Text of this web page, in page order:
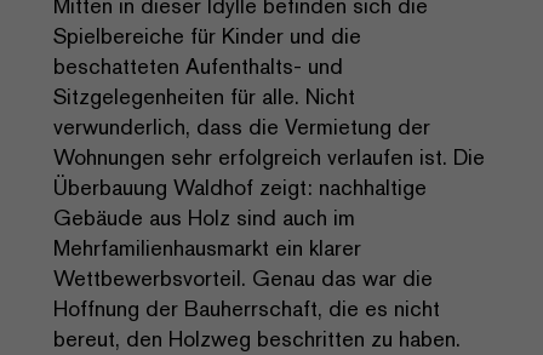
Mitten in dieser Idylle befinden sich die
Spielbereiche für Kinder und die
beschatteten Aufenthalts- und
Sitzgelegenheiten für alle. Nicht
verwunderlich, dass die Vermietung der
Wohnungen sehr erfolgreich verlaufen ist. Die
Überbauung Waldhof zeigt: nachhaltige
Gebäude aus Holz sind auch im
Mehrfamilienhausmarkt ein klarer
Wettbewerbsvorteil. Genau das war die
Hoffnung der Bauherrschaft, die es nicht
bereut, den Holzweg beschritten zu haben.